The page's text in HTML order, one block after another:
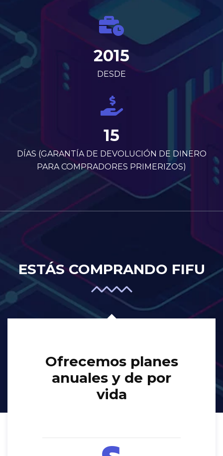
2015
DESDE
15
DÍAS (GARANTÍA DE DEVOLUCIÓN DE DINERO
PARA COMPRADORES PRIMERIZOS)
ESTÁS COMPRANDO FIFU
Ofrecemos planes
anuales y de por
vida